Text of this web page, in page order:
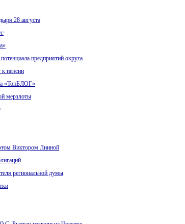
28 августа
предприятий округа
пенсии
«ТопБЛОГ»
мерзлоты
Виктором Лииной
региональной думы